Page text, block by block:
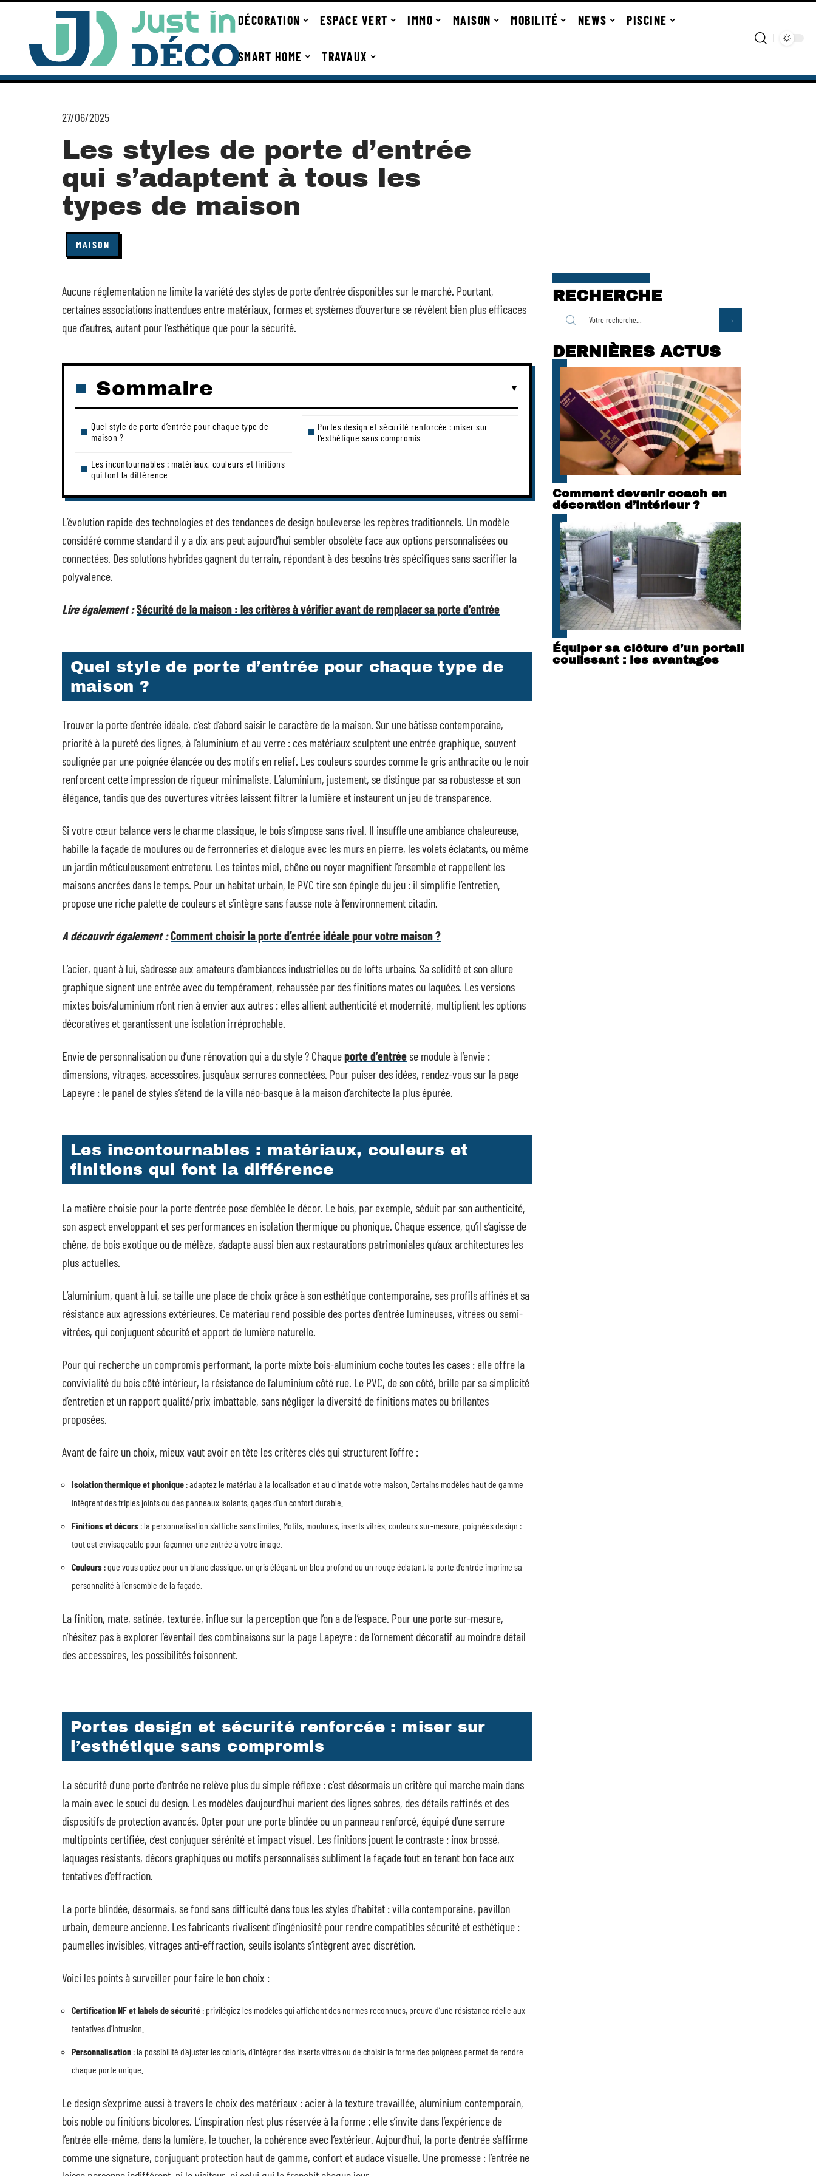
DÉCORATION ESPACE VERT IMMO MAISON MOBILITÉ NEWS PISCINE
SMART HOME TRAVAUX
27/06/2025
Les styles de porte d’entrée
qui s’adaptent à tous les
types de maison
MAISON
Aucune réglementation ne limite la variété des styles de porte d’entrée disponibles sur le marché. Pourtant,
certaines associations inattendues entre matériaux, formes et systèmes d’ouverture se révèlent bien plus efficaces
que d’autres, autant pour l’esthétique que pour la sécurité.
Sommaire
Quel style de porte d’entrée pour chaque type de
maison ?
Les incontournables : matériaux, couleurs et finitions
qui font la différence
Portes design et sécurité renforcée : miser sur
l’esthétique sans compromis
L’évolution rapide des technologies et des tendances de design bouleverse les repères traditionnels. Un modèle
considéré comme standard il y a dix ans peut aujourd’hui sembler obsolète face aux options personnalisées ou
connectées. Des solutions hybrides gagnent du terrain, répondant à des besoins très spécifiques sans sacrifier la
polyvalence.
Lire également :Sécurité de la maison : les critères à vérifier avant de remplacer sa porte d’entrée
Quel style de porte d’entrée pour chaque type de
maison ?
Trouver la porte d’entrée idéale, c’est d’abord saisir le caractère de la maison. Sur une bâtisse contemporaine,
priorité à la pureté des lignes, à l’aluminium et au verre : ces matériaux sculptent une entrée graphique, souvent
soulignée par une poignée élancée ou des motifs en relief. Les couleurs sourdes comme le gris anthracite ou le noir
renforcent cette impression de rigueur minimaliste. L’aluminium, justement, se distingue par sa robustesse et son
élégance, tandis que des ouvertures vitrées laissent filtrer la lumière et instaurent un jeu de transparence.
Si votre cœur balance vers le charme classique, le bois s’impose sans rival. Il insuffle une ambiance chaleureuse,
habille la façade de moulures ou de ferronneries et dialogue avec les murs en pierre, les volets éclatants, ou même
un jardin méticuleusement entretenu. Les teintes miel, chêne ou noyer magnifient l’ensemble et rappellent les
maisons ancrées dans le temps. Pour un habitat urbain, le PVC tire son épingle du jeu : il simplifie l’entretien,
propose une riche palette de couleurs et s’intègre sans fausse note à l’environnement citadin.
A découvrir également :Comment choisir la porte d’entrée idéale pour votre maison ?
L’acier, quant à lui, s’adresse aux amateurs d’ambiances industrielles ou de lofts urbains. Sa solidité et son allure
graphique signent une entrée avec du tempérament, rehaussée par des finitions mates ou laquées. Les versions
mixtes bois/aluminium n’ont rien à envier aux autres : elles allient authenticité et modernité, multiplient les options
décoratives et garantissent une isolation irréprochable.
Envie de personnalisation ou d’une rénovation qui a du style ? Chaqueporte d’entréese module à l’envie :
dimensions, vitrages, accessoires, jusqu’aux serrures connectées. Pour puiser des idées, rendez-vous sur la page
Lapeyre : le panel de styles s’étend de la villa néo-basque à la maison d’architecte la plus épurée.
Les incontournables : matériaux, couleurs et
finitions qui font la différence
La matière choisie pour la porte d’entrée pose d’emblée le décor. Le bois, par exemple, séduit par son authenticité,
son aspect enveloppant et ses performances en isolation thermique ou phonique. Chaque essence, qu’il s’agisse de
chêne, de bois exotique ou de mélèze, s’adapte aussi bien aux restaurations patrimoniales qu’aux architectures les
plus actuelles.
L’aluminium, quant à lui, se taille une place de choix grâce à son esthétique contemporaine, ses profils affinés et sa
résistance aux agressions extérieures. Ce matériau rend possible des portes d’entrée lumineuses, vitrées ou semi-
vitrées, qui conjuguent sécurité et apport de lumière naturelle.
Pour qui recherche un compromis performant, la porte mixte bois-aluminium coche toutes les cases : elle offre la
convivialité du bois côté intérieur, la résistance de l’aluminium côté rue. Le PVC, de son côté, brille par sa simplicité
d’entretien et un rapport qualité/prix imbattable, sans négliger la diversité de finitions mates ou brillantes
proposées.
Avant de faire un choix, mieux vaut avoir en tête les critères clés qui structurent l’offre :
Isolation thermique et phonique : adaptez le matériau à la localisation et au climat de votre maison. Certains modèles haut de gamme
intègrent des triples joints ou des panneaux isolants, gages d’un confort durable.
Finitions et décors : la personnalisation s’affiche sans limites. Motifs, moulures, inserts vitrés, couleurs sur-mesure, poignées design :
tout est envisageable pour façonner une entrée à votre image.
Couleurs : que vous optiez pour un blanc classique, un gris élégant, un bleu profond ou un rouge éclatant, la porte d’entrée imprime sa
personnalité à l’ensemble de la façade.
La finition, mate, satinée, texturée, influe sur la perception que l’on a de l’espace. Pour une porte sur-mesure,
n’hésitez pas à explorer l’éventail des combinaisons sur la page Lapeyre : de l’ornement décoratif au moindre détail
des accessoires, les possibilités foisonnent.
Portes design et sécurité renforcée : miser sur
l’esthétique sans compromis
La sécurité d’une porte d’entrée ne relève plus du simple réflexe : c’est désormais un critère qui marche main dans
la main avec le souci du design. Les modèles d’aujourd’hui marient des lignes sobres, des détails raffinés et des
dispositifs de protection avancés. Opter pour une porte blindée ou un panneau renforcé, équipé d’une serrure
multipoints certifiée, c’est conjuguer sérénité et impact visuel. Les finitions jouent le contraste : inox brossé,
laquages résistants, décors graphiques ou motifs personnalisés subliment la façade tout en tenant bon face aux
tentatives d’effraction.
La porte blindée, désormais, se fond sans difficulté dans tous les styles d’habitat : villa contemporaine, pavillon
urbain, demeure ancienne. Les fabricants rivalisent d’ingéniosité pour rendre compatibles sécurité et esthétique :
paumelles invisibles, vitrages anti-effraction, seuils isolants s’intègrent avec discrétion.
Voici les points à surveiller pour faire le bon choix :
Certification NF et labels de sécurité : privilégiez les modèles qui affichent des normes reconnues, preuve d’une résistance réelle aux
tentatives d’intrusion.
Personnalisation : la possibilité d’ajuster les coloris, d’intégrer des inserts vitrés ou de choisir la forme des poignées permet de rendre
chaque porte unique.
Le design s’exprime aussi à travers le choix des matériaux : acier à la texture travaillée, aluminium contemporain,
bois noble ou finitions bicolores. L’inspiration n’est plus réservée à la forme : elle s’invite dans l’expérience de
l’entrée elle-même, dans la lumière, le toucher, la cohérence avec l’extérieur. Aujourd’hui, la porte d’entrée s’affirme
comme une signature, conjuguant protection haut de gamme, confort et audace visuelle. Une promesse : l’entrée ne
RECHERCHE
DERNIÈRES ACTUS
Comment devenir coach en
décoration d’intérieur ?
Équiper sa clôture d’un portail
coulissant : les avantages